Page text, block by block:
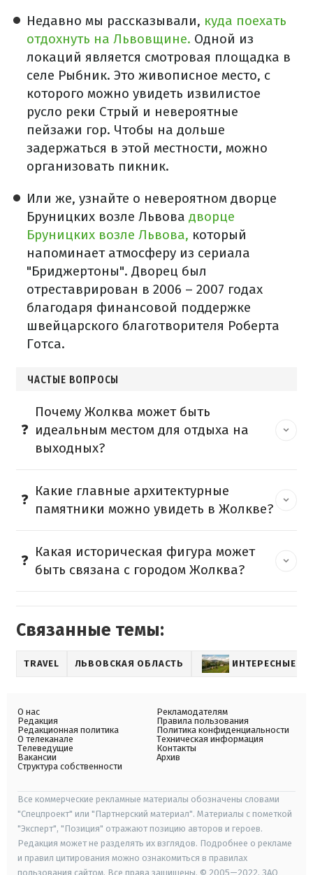
Недавно мы рассказывали, куда поехать
отдохнуть на Львовщине. Одной из
локаций является смотровая площадка в
селе Рыбник. Это живописное место, с
которого можно увидеть извилистое
русло реки Стрый и невероятные
пейзажи гор. Чтобы на дольше
задержаться в этой местности, можно
организовать пикник.
Или же, узнайте о невероятном дворце
Бруницких возле Львова дворце
Бруницких возле Львова, который
напоминает атмосферу из сериала
"Бриджертоны". Дворец был
отреставрирован в 2006 – 2007 годах
благодаря финансовой поддержке
швейцарского благотворителя Роберта
Готса.
ЧАСТЫЕ ВОПРОСЫ
Почему Жолква может быть
идеальным местом для отдыха на
выходных?
Какие главные архитектурные
памятники можно увидеть в Жолкве?
Какая историческая фигура может
быть связана с городом Жолква?
Связанные темы:
TRAVEL ЛЬВОВСКАЯ ОБЛАСТЬ ИНТЕРЕСНЫЕ
О нас
Редакция
Редакционная политика
О телеканале
Телеведущие
Вакансии
Структура собственности
Рекламодателям
Правила пользования
Политика конфиденциальности
Техническая информация
Контакты
Архив
Все коммерческие рекламные материалы обозначены словами
"Спецпроект" или "Партнерский материал". Материалы с пометкой
"Эксперт", "Позиция" отражают позицию авторов и героев.
Редакция может не разделять их взглядов. Подробнее о рекламе
и правил цитирования можно ознакомиться в правилах
пользования сайтом. Все права защищены. © 2005—2022, ЗАО